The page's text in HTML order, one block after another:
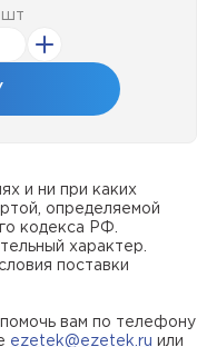
шт
и ни при каких
определяемой
кодекса РФ.
характер.
поставки
вам по телефону
ezetek@ezetek.ru или